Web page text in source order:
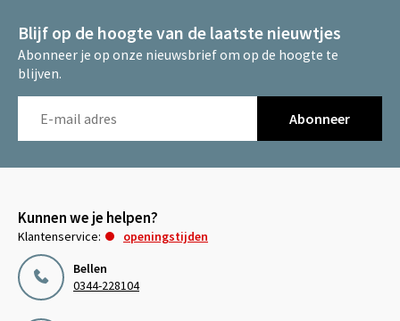
Blijf op de hoogte van de laatste nieuwtjes
Abonneer je op onze nieuwsbrief om op de hoogte te
blijven.
Abonneer
Kunnen we je helpen?
Klantenservice:
openingstijden
Bellen
0344-228104